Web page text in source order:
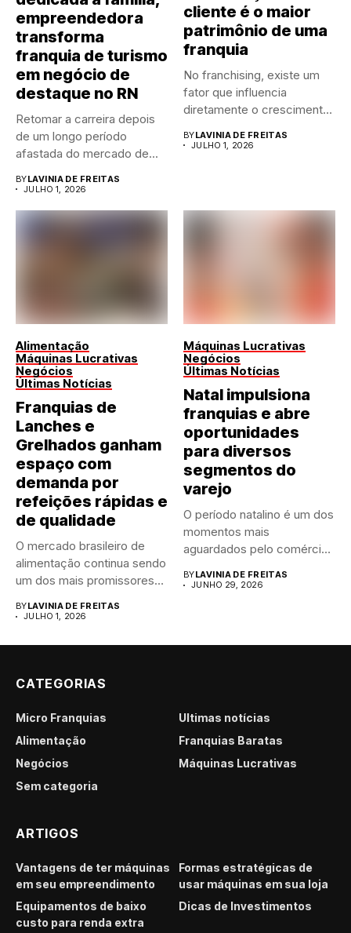
empreendedora
transforma
franquia de turismo
em negócio de
destaque no RN
Retomar a carreira depois
de um longo período
afastada do mercado de...
BYLAVINIA DE FREITAS
JULHO 1, 2026
cliente é o maior
patrimônio de uma
franquia
No franchising, existe um
fator que influencia
diretamente o crescimento
BYLAVINIA DE FREITAS
JULHO 1, 2026
Alimentação
Máquinas Lucrativas
Negócios
Últimas Notícias
Franquias de
Lanches e
Grelhados ganham
espaço com
demanda por
refeições rápidas e
de qualidade
O mercado brasileiro de
alimentação continua sendo
um dos mais promissores
BYLAVINIA DE FREITAS
JULHO 1, 2026
Máquinas Lucrativas
Negócios
Últimas Notícias
Natal impulsiona
franquias e abre
oportunidades
para diversos
segmentos do
varejo
O período natalino é um dos
momentos mais
aguardados pelo comércio
BYLAVINIA DE FREITAS
JUNHO 29, 2026
CATEGORIAS
Micro Franquias
Últimas notícias
Alimentação
Franquias Baratas
Negócios
Máquinas Lucrativas
Sem categoria
ARTIGOS
Vantagens de ter máquinas
em seu empreendimento
Formas estratégicas de
usar máquinas em sua loja
Equipamentos de baixo
custo para renda extra
Dicas de Investimentos